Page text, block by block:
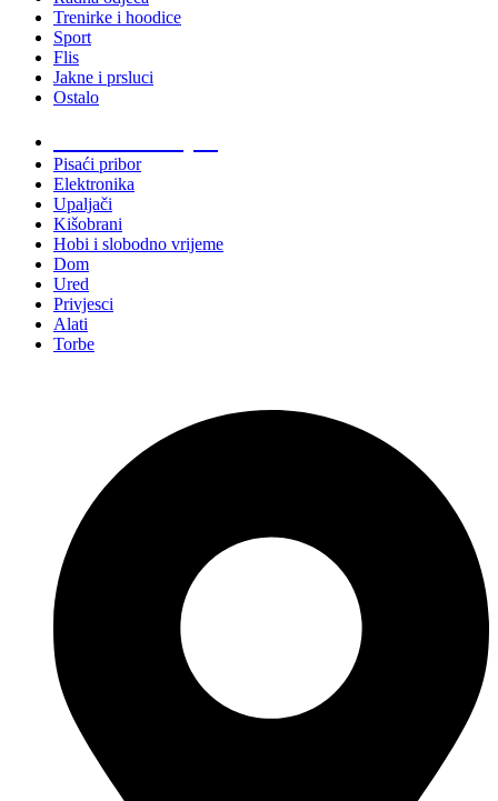
Trenirke i hoodice
Sport
Flis
Jakne i prsluci
Ostalo
Pisaći pribor
Elektronika
Upaljači
Kišobrani
Hobi i slobodno vrijeme
Dom
Ured
Privjesci
Alati
Torbe